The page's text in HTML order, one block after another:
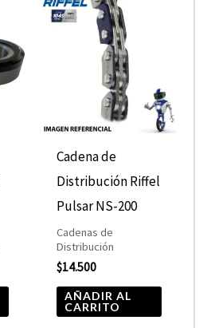
Cadena de
Distribución Riffel
Pulsar NS-200
Cadenas de
Distribución
$14.500
AÑADIR AL
CARRITO